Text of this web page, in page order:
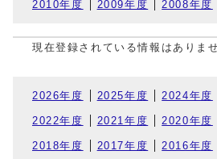
2010年度 2009年度 2008年度
現在登録されている情報はありませ
2026年度 2025年度 2024年度
2022年度 2021年度 2020年度
2018年度 2017年度 2016年度